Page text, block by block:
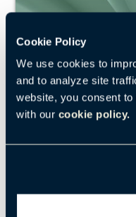
Cookie Policy
We use cookies to
and to analyze site
website, you consent
with our cookie policy.